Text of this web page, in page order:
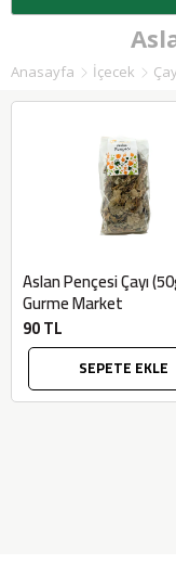
Anasayfa İçecek Çay
Aslan Pençesi Çayı
Gurme Market
90 TL
SEPETE EKLE